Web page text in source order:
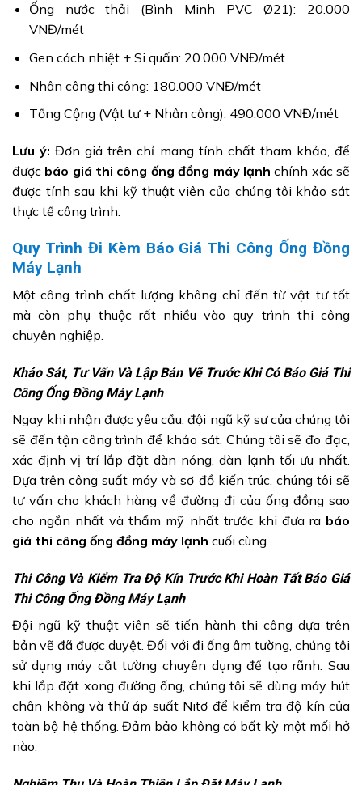
Ống nước thải (Bình Minh PVC Ø21): 20.000
VNĐ/mét
Gen cách nhiệt + Si quấn: 20.000 VNĐ/mét
Nhân công thi công: 180.000 VNĐ/mét
Tổng Cộng (Vật tư + Nhân công): 490.000 VNĐ/mét
Lưu ý: Đơn giá trên chỉ mang tính chất tham khảo, để
được báo giá thi công ống đồng máy lạnh chính xác sẽ
được tính sau khi kỹ thuật viên của chúng tôi khảo sát
thực tế công trình.
Quy Trình Đi Kèm Báo Giá Thi Công Ống Đồng
Máy Lạnh
Một công trình chất lượng không chỉ đến từ vật tư tốt
mà còn phụ thuộc rất nhiều vào quy trình thi công
chuyên nghiệp.
Khảo Sát, Tư Vấn Và Lập Bản Vẽ Trước Khi Có Báo Giá Thi
Công Ống Đồng Máy Lạnh
Ngay khi nhận được yêu cầu, đội ngũ kỹ sư của chúng tôi
sẽ đến tận công trình để khảo sát. Chúng tôi sẽ đo đạc,
xác định vị trí lắp đặt dàn nóng, dàn lạnh tối ưu nhất.
Dựa trên công suất máy và sơ đồ kiến trúc, chúng tôi sẽ
tư vấn cho khách hàng về đường đi của ống đồng sao
cho ngắn nhất và thẩm mỹ nhất trước khi đưa ra báo
giá thi công ống đồng máy lạnh cuối cùng.
Thi Công Và Kiểm Tra Độ Kín Trước Khi Hoàn Tất Báo Giá
Thi Công Ống Đồng Máy Lạnh
Đội ngũ kỹ thuật viên sẽ tiến hành thi công dựa trên
bản vẽ đã được duyệt. Đối với đi ống âm tường, chúng tôi
sử dụng máy cắt tường chuyên dụng để tạo rãnh. Sau
khi lắp đặt xong đường ống, chúng tôi sẽ dùng máy hút
chân không và thử áp suất Nitơ để kiểm tra độ kín của
toàn bộ hệ thống. Đảm bảo không có bất kỳ một mối hở
nào.